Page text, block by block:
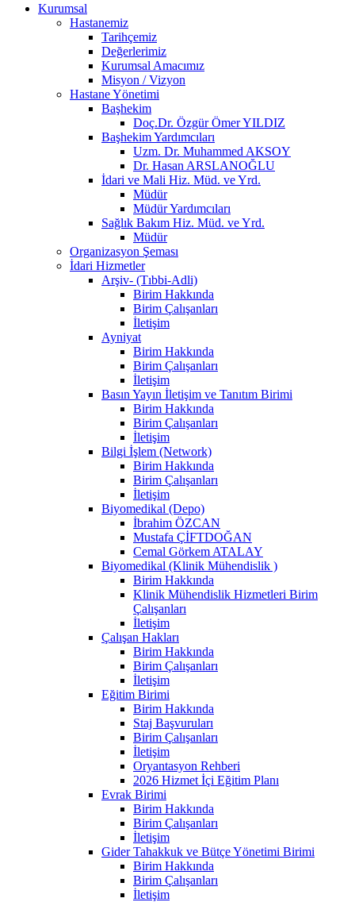
Kurumsal
Hastanemiz
Tarihçemiz
Değerlerimiz
Kurumsal Amacımız
Misyon / Vizyon
Hastane Yönetimi
Başhekim
Doç.Dr. Özgür Ömer YILDIZ
Başhekim Yardımcıları
Uzm. Dr. Muhammed AKSOY
Dr. Hasan ARSLANOĞLU
İdari ve Mali Hiz. Müd. ve Yrd.
Müdür
Müdür Yardımcıları
Sağlık Bakım Hiz. Müd. ve Yrd.
Müdür
Organizasyon Şeması
İdari Hizmetler
Arşiv- (Tıbbi-Adli)
Birim Hakkında
Birim Çalışanları
İletişim
Ayniyat
Birim Hakkında
Birim Çalışanları
İletişim
Basın Yayın İletişim ve Tanıtım Birimi
Birim Hakkında
Birim Çalışanları
İletişim
Bilgi İşlem (Network)
Birim Hakkında
Birim Çalışanları
İletişim
Biyomedikal (Depo)
İbrahim ÖZCAN
Mustafa ÇİFTDOĞAN
Cemal Görkem ATALAY
Biyomedikal (Klinik Mühendislik )
Birim Hakkında
Klinik Mühendislik Hizmetleri Birim
Çalışanları
İletişim
Çalışan Hakları
Birim Hakkında
Birim Çalışanları
İletişim
Eğitim Birimi
Birim Hakkında
Staj Başvuruları
Birim Çalışanları
İletişim
Oryantasyon Rehberi
2026 Hizmet İçi Eğitim Planı
Evrak Birimi
Birim Hakkında
Birim Çalışanları
İletişim
Gider Tahakkuk ve Bütçe Yönetimi Birimi
Birim Hakkında
Birim Çalışanları
İletişim